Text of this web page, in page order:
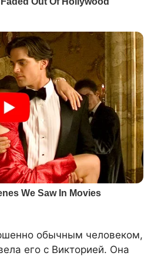
обычным человеком,
его с Викторией. Она